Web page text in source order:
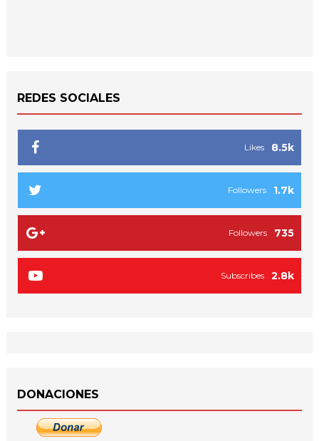
REDES SOCIALES
8.5k
Likes
1.7k
Followers
735
Followers
2.8k
Subscribes
DONACIONES